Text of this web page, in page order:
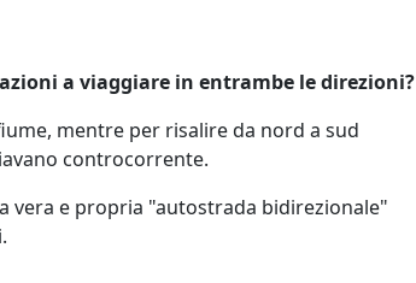
a viaggiare in entrambe le direzioni?
mentre per risalire da nord a sud
controcorrente.
vera e propria "autostrada bidirezionale"